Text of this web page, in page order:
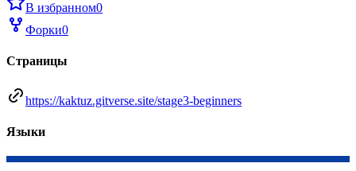
В избранном0
Форки0
Страницы
https://kaktuz.gitverse.site/stage3-beginners
Языки